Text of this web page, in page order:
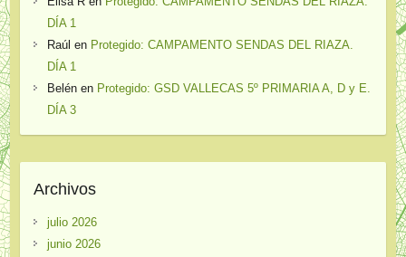
DÍA 1
Raúl en Protegido: CAMPAMENTO SENDAS DEL RIAZA.
DÍA 1
Belénen Protegido: GSD VALLECAS 5º PRIMARIA A, D y E.
DÍA 3
Archivos
julio 2026
junio 2026